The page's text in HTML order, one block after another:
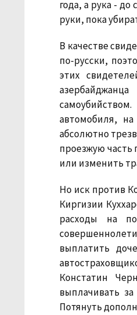
года, а рука -
руки, пока
В качестве
по-русски,
этих
автомобиля,
абсолютно
проезжую часть
или изменить
Но иск против
Киргизии
расходы на
выплатить
Констатин
выплачивать
Потянуть